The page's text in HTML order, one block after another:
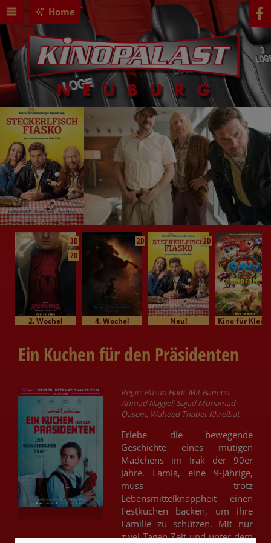
Home
3D
2D
2. Woche!
2D
4. Woche!
2D
Neu! Kino für
Ein Kuchen für den Präsidenten
Regie: Hasan Hadi. Mit Baneen
Ahmad Nayyef, Sajad Mohamad
Qasem, Waheed Thabet Khreibat
Erlebe die bewegende
Geschichte eines mutigen
Mädchens im Irak der 90er
Jahre. Lamia, eine 9-Jährige,
muss trotz
Lebensmittelknappheit einen
Festkuchen backen, um ihre
Familie zu schützen. Mit nur
zwei Tagen Zeit und unter dem